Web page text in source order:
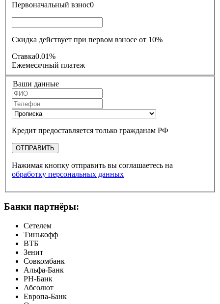
Первоначальный взнос0
Скидка действует при первом взносе от 10%
Ставка0.01%
Ежемесячный платеж
Ваши данные
Кредит предоставляется только гражданам РФ
ОТПРАВИТЬ
Нажимая кнопку отправить вы соглашаетесь на
обработку персональных данных
Банки партнёры:
Сетелем
Тинькофф
ВТБ
Зенит
Совкомбанк
Альфа-Банк
РН-Банк
Абсолют
Европа-Банк